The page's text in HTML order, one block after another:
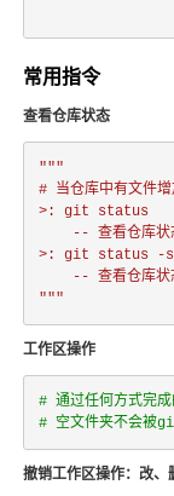
常用指令
查看仓库状态
"""
# 当仓库中有文件增
>: git status
>: git status -
"""
工作区操作
# 通过任何方式完
# 空文件夹不会被
撤销工作区操作：改、